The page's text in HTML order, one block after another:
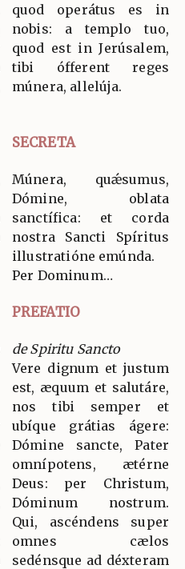
quod operátus es in
nobis: a templo tuo,
quod est in Jerúsalem,
tibi ófferent reges
múnera, allelúja.
SECRETA
Múnera, quǽsumus,
Dómine, oblata
sanctífica: et corda
nostra Sancti Spíritus
illustratióne emúnda.
Per Dominum…
PREFATIO
de Spiritu Sancto
Vere dignum et justum
est, æquum et salutáre,
nos tibi semper et
ubíque grátias ágere:
Dómine sancte, Pater
omnípotens, ætérne
Deus: per Christum,
Dóminum nostrum.
Qui, ascéndens super
omnes cælos
sedénsque ad déxteram